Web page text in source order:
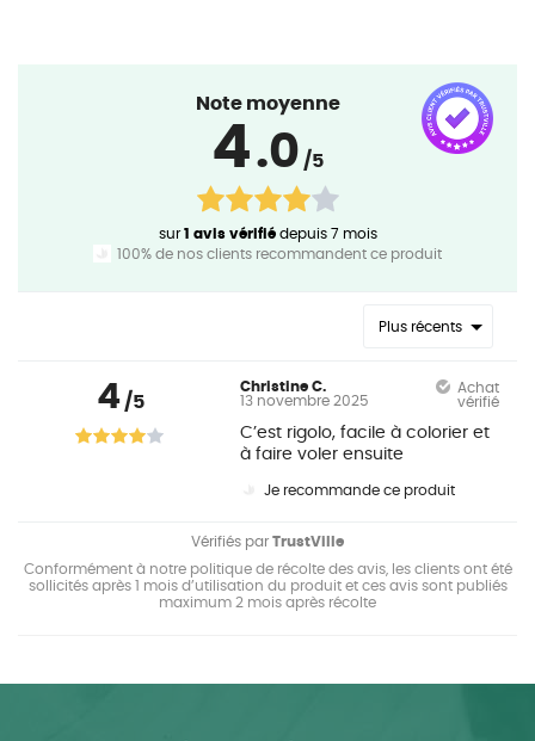
Note moyenne
4.0 /5
sur1 avis vérifiédepuis 7 mois
100% de nos clients recommandent ce produit
Plus récents
4/5
Christine C.
13 novembre 2025
Achat
vérifié
C’est rigolo, facile à colorier et
à faire voler ensuite
Je recommande ce produit
Vérifiés par TrustVille
Conformément à notre politique de récolte des avis, les clients ont été
sollicités après 1 mois d’utilisation du produit et ces avis sont publiés
maximum 2 mois après récolte